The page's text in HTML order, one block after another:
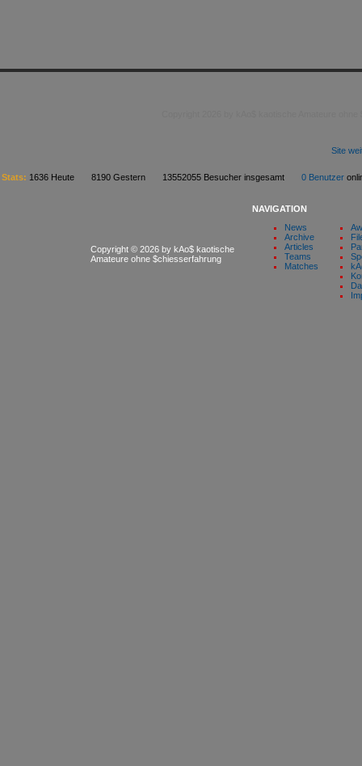
Site
Stats: 1636 Heute 8190 Gestern 13552055 Besucher insgesamt 0 Benutzer
Copyright © 2026 by kAo$ kaotische
Amateure ohne $chiesserfahrung
NAVIGATION
News
Archive
Articles
Teams
Matches